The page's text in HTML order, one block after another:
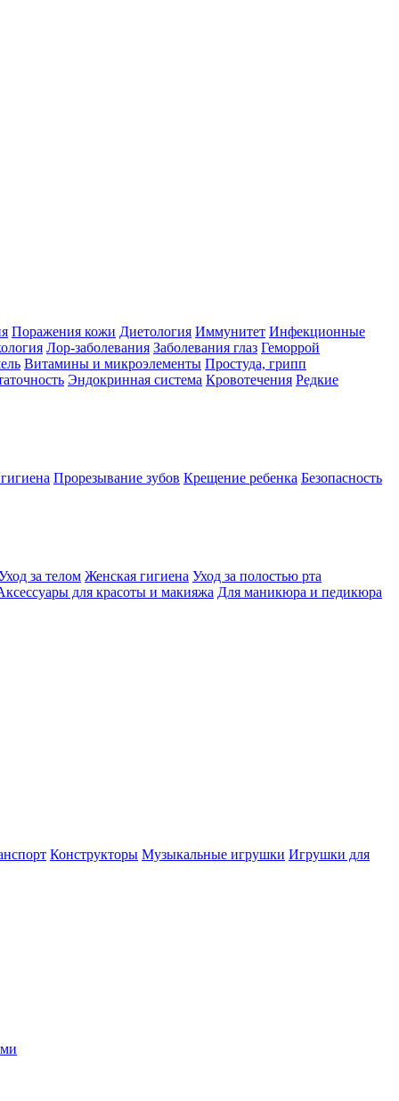
Поражения кожи Диетология Иммунитет Инфекционные
Лор-заболевания Заболевания глаз Геморрой
Витамины и микроэлементы Простуда, грипп
Эндокринная система Кровотечения Редкие
Прорезывание зубов Крещение ребенка Безопасность
за телом Женская гигиена Уход за полостью рта
для красоты и макияжа Для маникюра и педикюра
Конструкторы Музыкальные игрушки Игрушки для